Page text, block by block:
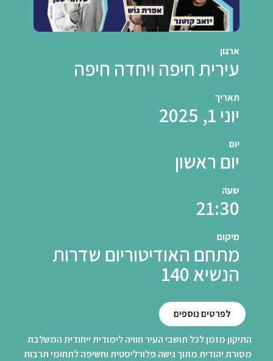
ארגון
עירית חיפה ויחדה חיפה
תאריך
יוני 1, 2025
יום
יום ראשון
שעה
21:30
מיקום
מתחם האודיטוריום שדרות
הנשיא 140
לפרטים נוספים
התיקון מזמן לכל תושבי העיר חוויה לימודית ייחודית המשלבת
מסורת יהודית מתוך גישה פלורליסטית וחשיפה לתחומי תרבות